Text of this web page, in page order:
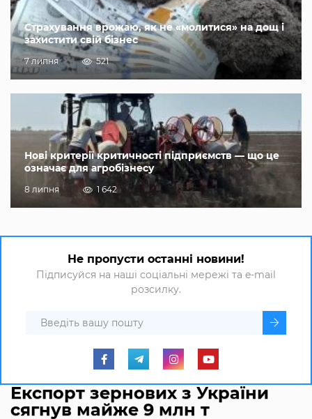
Страхування врожаю, як не «молитися» на дощ і
захистити свій бізнес
7 липня 521
Нові критерії критичності підприємств — що це
означає для агробізнесу
8 липня 1 642
Не пропусти останні новини!
Підписуйся на наші соціальні мережі та e-mail
розсилку.
Експорт зернових з України
сягнув майже 9 млн т